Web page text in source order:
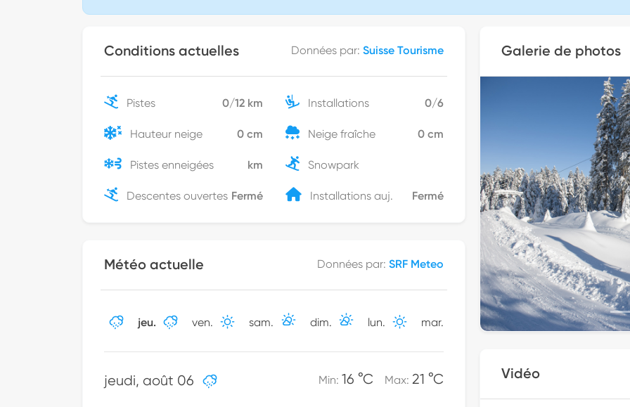
Conditions actuelles Données par: Suisse Tourisme
Pistes 0/12 km Installations 0/6
Hauteur neige 0cm Neige fraîche 0 cm
Pistes enneigées km Snowpark
Descentes ouvertes Fermé Installations auj. Fermé
Météo actuelle Données par: SRF Meteo
jeu. ven. sam. dim. lun. mar.
jeudi, août 06 Min: 16 °C Max: 21 °C
Galerie de photos
Previous
Vidéo